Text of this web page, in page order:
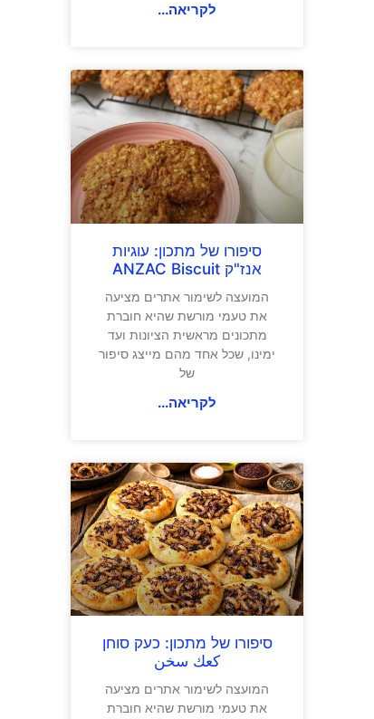
לקריאה...
סיפורו של מתכון: עוגיות
אנז"ק ANZAC Biscuit
המועצה לשימור אתרים מציעה
את טעמי מורשת שהיא חוברת
מתכונים מראשית הציונות ועד
ימינו, שכל אחד מהם מייצג סיפור
של
לקריאה...
סיפורו של מתכון: כעק סוחן
كعك سخن
המועצה לשימור אתרים מציעה
את טעמי מורשת שהיא חוברת